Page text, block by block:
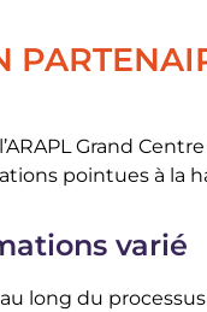
Grand
pointues à la
varié
long du processus